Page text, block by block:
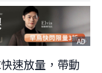
AD
速放量，帶動